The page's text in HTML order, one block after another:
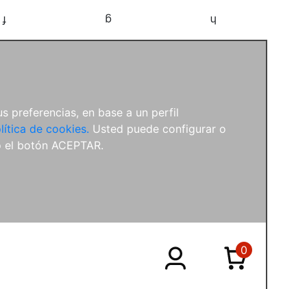
preferencias, en base a un perfil
de cookies. Usted puede configurar o
botón ACEPTAR.
f g h
0